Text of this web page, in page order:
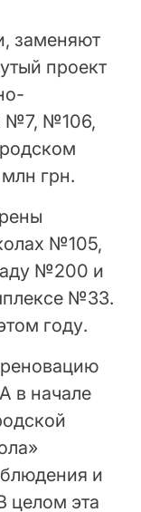
заменяют
проект
№7, №106,
грн.
№105,
№200 и
№33.
году.
в начале
и
целом эта